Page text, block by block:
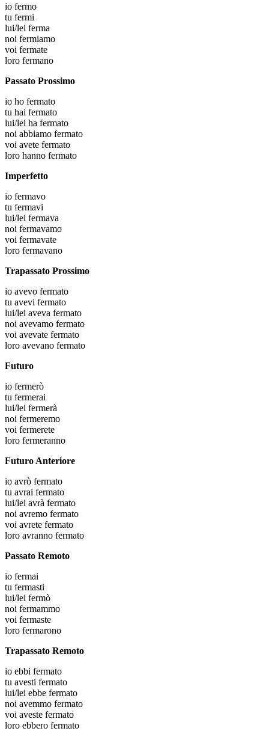
io fermo
tu fermi
lui/lei ferma
noi fermiamo
voi fermate
loro fermano
Passato Prossimo
io ho fermato
tu hai fermato
lui/lei ha fermato
noi abbiamo fermato
voi avete fermato
loro hanno fermato
Imperfetto
io fermavo
tu fermavi
lui/lei fermava
noi fermavamo
voi fermavate
loro fermavano
Trapassato Prossimo
io avevo fermato
tu avevi fermato
lui/lei aveva fermato
noi avevamo fermato
voi avevate fermato
loro avevano fermato
Futuro
io fermerò
tu fermerai
lui/lei fermerà
noi fermeremo
voi fermerete
loro fermeranno
Futuro Anteriore
io avrò fermato
tu avrai fermato
lui/lei avrà fermato
noi avremo fermato
voi avrete fermato
loro avranno fermato
Passato Remoto
io fermai
tu fermasti
lui/lei fermò
noi fermammo
voi fermaste
loro fermarono
Trapassato Remoto
io ebbi fermato
tu avesti fermato
lui/lei ebbe fermato
noi avemmo fermato
voi aveste fermato
loro ebbero fermato